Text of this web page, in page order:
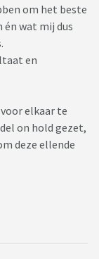
om het beste
wat mij dus
en
elkaar te
on hold gezet,
deze ellende